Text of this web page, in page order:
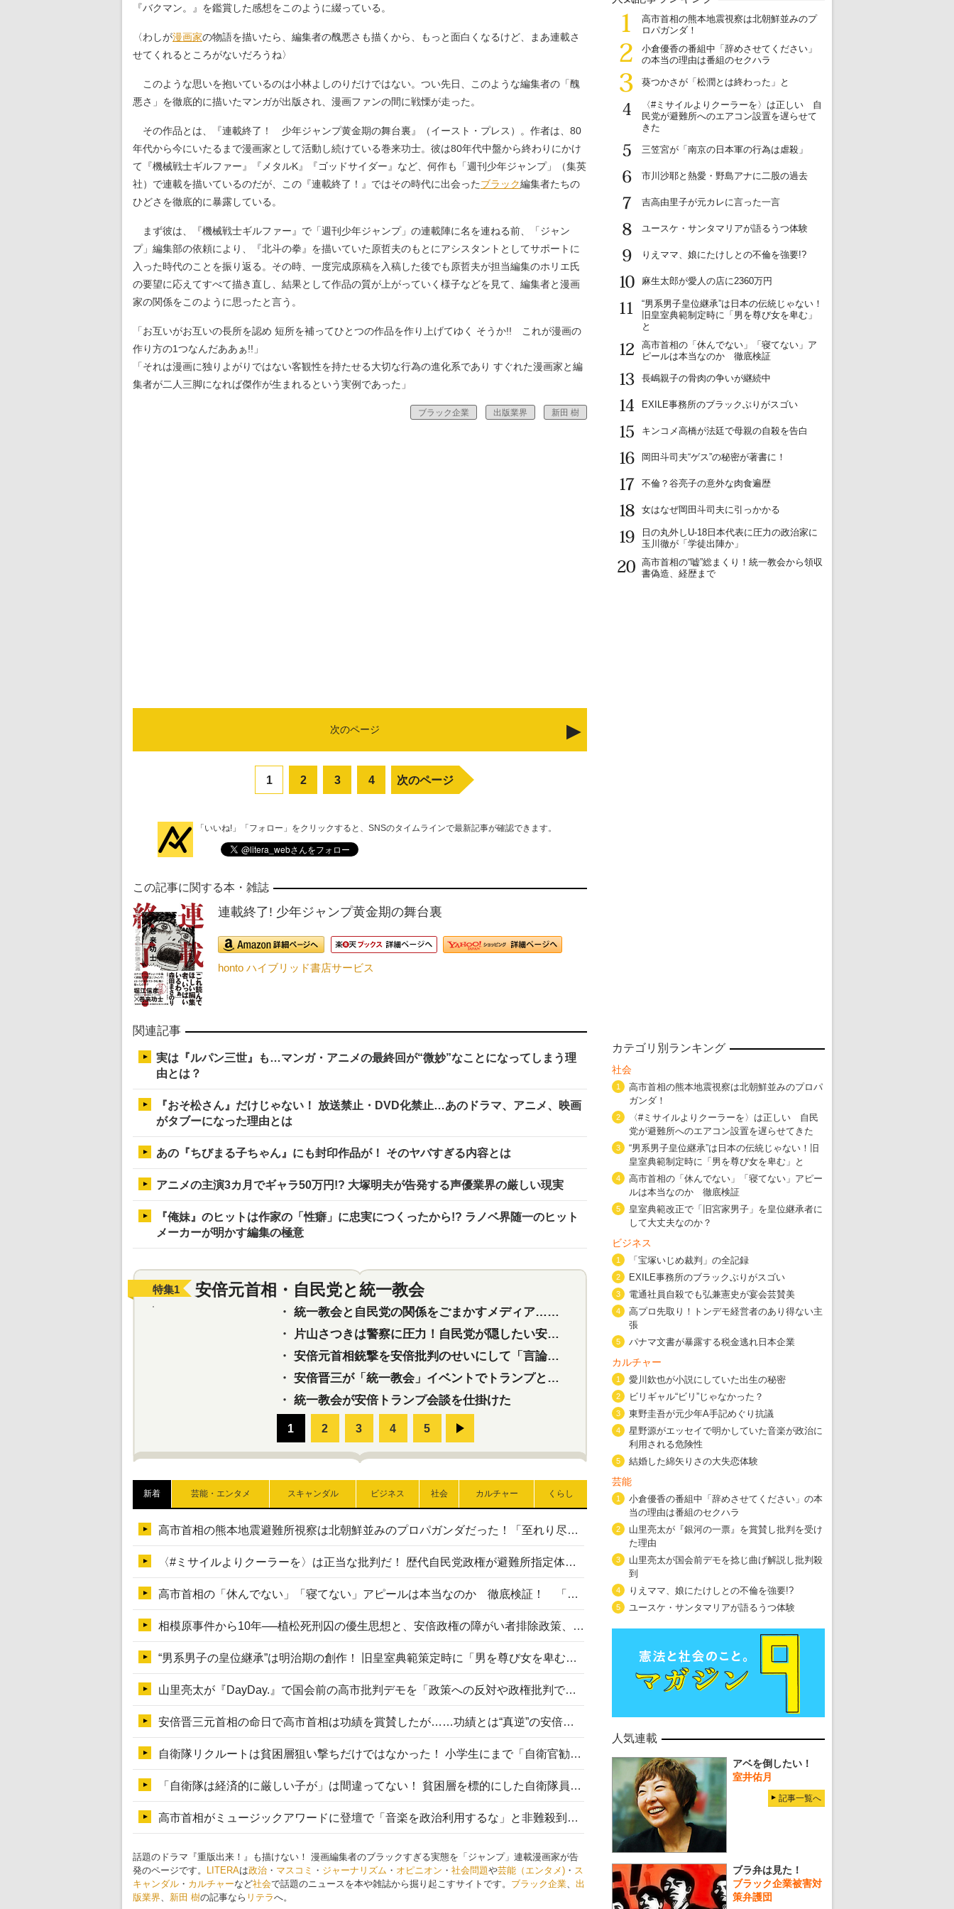
『バクマン。』を鑑賞した感想をこのように綴っている。
〈わしが漫画家の物語を描いたら、編集者の醜悪さも描くから、もっと面白くなるけど、まあ連載さ
せてくれるところがないだろうね〉
このような思いを抱いているのは小林よしのりだけではない。つい先日、このような編集者の「醜
悪さ」を徹底的に描いたマンガが出版され、漫画ファンの間に戦慄が走った。
その作品とは、『連載終了！ 少年ジャンプ黄金期の舞台裏』（イースト・プレス）。作者は、80
年代から今にいたるまで漫画家として活動し続けている巻来功士。彼は80年代中盤から終わりにかけ
て『機械戦士ギルファー』『メタルK』『ゴッドサイダー』など、何作も「週刊少年ジャンプ」（集英
社）で連載を描いているのだが、この『連載終了！』ではその時代に出会ったブラック編集者たちの
ひどさを徹底的に暴露している。
まず彼は、『機械戦士ギルファー』で「週刊少年ジャンプ」の連載陣に名を連ねる前、「ジャン
プ」編集部の依頼により、『北斗の拳』を描いていた原哲夫のもとにアシスタントとしてサポートに
入った時代のことを振り返る。その時、一度完成原稿を入稿した後でも原哲夫が担当編集のホリエ氏
の要望に応えてすべて描き直し、結果として作品の質が上がっていく様子などを見て、編集者と漫画
家の関係をこのように思ったと言う。
「お互いがお互いの長所を認め 短所を補ってひとつの作品を作り上げてゆく そうか!! これが漫画の
作り方の1つなんだああぁ!!」
「それは漫画に独りよがりではない客観性を持たせる大切な行為の進化系であり すぐれた漫画家と編
集者が二人三脚になれば傑作が生まれるという実例であった」
ブラック企業 出版業界 新田 樹
次のページ
1 2 3 4 次のページ
「いいね!」「フォロー」をクリックすると、SNSのタイムラインで最新記事が確認できます。
この記事に関する本・雑誌
連載終了! 少年ジャンプ黄金期の舞台裏
honto ハイブリッド書店サービス
関連記事
実は『ルパン三世』も…マンガ・アニメの最終回が“微妙”なことになってしまう理
由とは？
『おそ松さん』だけじゃない！ 放送禁止・DVD化禁止…あのドラマ、アニメ、映画
がタブーになった理由とは
あの『ちびまる子ちゃん』にも封印作品が！ そのヤバすぎる内容とは
アニメの主演3カ月でギャラ50万円!? 大塚明夫が告発する声優業界の厳しい現実
『俺妹』のヒットは作家の「性癖」に忠実につくったから!? ラノベ界随一のヒット
メーカーが明かす編集の極意
特集1 安倍元首相・自民党と統一教会
・ 統一教会と自民党の関係をごまかすメディア…民放は有田芳生に発言自粛を要求
・
片山さつきは警察に圧力！自民党が隠したい安倍元首相と統一教会の深い関係
・ 安倍元首相銃撃を安倍批判のせいにして「言論封殺」に利用する自民党応援団
・ 安倍晋三が「統一教会」イベントでトランプと演説！同性婚や夫婦別姓を攻撃
・ 統一教会が安倍トランプ会談を仕掛けた
特集2 東京五輪強行開催特別企画 大ウソだら
・ 五輪入場行進にすぎやまこういちの曲、杉田水脈の
・ 五輪関係者が入国当日、築地を散歩！
・ 五輪でIOCラウンジ以外にVIPルーム、広告代理店は物品購入
新着 芸能・エンタメ スキャンダル ビジネス 社会 カルチャー くらし
高市首相の熊本地震避難所視察は北朝鮮並みのプロパガンダだった！「至れり尽くせり」の選ばれた避難所の一方で実態は…
〈#ミサイルよりクーラーを〉は正当な批判だ！ 歴代自民党政権が避難所指定体育館へのエアコン設置を遅らせてきた客観的事実
高市首相の「休んでない」「寝てない」アピールは本当なのか 徹底検証！ 「資料読み込み」「アイロンがけ」も矛盾だらけ…
相模原事件から10年──植松死刑囚の優生思想と、安倍政権の障がい者排除政策、右派勢力の差別主義との関係を改めて問う
“男系男子の皇位継承”は明治期の創作！ 旧皇室典範策定時に「男を尊び女を卑むの慣習、人民の脳髄」とトンデモ論で女性天皇を否定
山里亮太が『DayDay.』で国会前の高市批判デモを「政策への反対や政権批判でない」と捻じ曲げ解説 デモ参加者から批判殺到
安倍晋三元首相の命日で高市首相は功績を賞賛したが……功績とは“真逆”の安倍元首相のトンデモ発言を振り返る
自衛隊リクルートは貧困層狙い撃ちだけではなかった！ 小学生にまで「自衛官勧誘」目的のパンフレット作成
「自衛隊は経済的に厳しい子が」は間違ってない！ 貧困層を標的にした自衛隊員募集、やす子、山上被告も…日本でも進む“経済的徴兵制”
高市首相がミュージックアワードに登壇で「音楽を政治利用するな」と非難殺到！ MAJの国策的本質を批判する声も
話題のドラマ『重版出来！』も描けない！ 漫画編集者のブラックすぎる実態を「ジャンプ」連載漫画家が告
発のページです。 LITERAは政治 ・ マスコミ ・ ジャーナリズム ・ オピニオン ・ 社会問題や芸能（エンタメ) ・ ス
キャンダル ・ カルチャーなど社会で話題のニュースを本や雑誌から掘り起こすサイトです。 ブラック企業
出
版業界
新田 樹の記事なら リテラへ。
1
高市首相の熊本地震視察は北朝鮮並みのプ
ロパガンダ！
2
小倉優香の番組中「辞めさせてください」
の本当の理由は番組のセクハラ
3
葵つかさが「松潤とは終わった」と
4
〈#ミサイルよりクーラーを〉は正しい 自
民党が避難所へのエアコン設置を遅らせて
きた
5
三笠宮が「南京の日本軍の行為は虐殺」
6
市川沙耶と熱愛・野島アナに二股の過去
7
吉高由里子が元カレに言った一言
8
ユースケ・サンタマリアが語るうつ体験
9
りえママ、娘にたけしとの不倫を強要!?
10
麻生太郎が愛人の店に2360万円
11
“男系男子皇位継承”は日本の伝統じゃない！
旧皇室典範制定時に「男を尊び女を卑む」
と
12
高市首相の「休んでない」「寝てない」ア
ピールは本当なのか 徹底検証
13
長嶋親子の骨肉の争いが継続中
14
EXILE事務所のブラックぶりがスゴい
15
キンコメ高橋が法廷で母親の自殺を告白
16
岡田斗司夫“ゲス”の秘密が著書に！
17
不倫？谷亮子の意外な肉食遍歴
18
女はなぜ岡田斗司夫に引っかかる
19
日の丸外しU-18日本代表に圧力の政治家に
玉川徹が「学徒出陣か」
20
高市首相の“嘘”総まくり！統一教会から領収
書偽造、経歴まで
カテゴリ別ランキング
社会
1
高市首相の熊本地震視察は北朝鮮並みのプロパ
ガンダ！
2
〈#ミサイルよりクーラーを〉は正しい 自民
党が避難所へのエアコン設置を遅らせてきた
3
“男系男子皇位継承”は日本の伝統じゃない！旧
皇室典範制定時に「男を尊び女を卑む」と
4
高市首相の「休んでない」「寝てない」アピー
ルは本当なのか 徹底検証
5
皇室典範改正で「旧宮家男子」を皇位継承者に
して大丈夫なのか？
ビジネス
1 「宝塚いじめ裁判」の全記録
2 EXILE事務所のブラックぶりがスゴい
3 電通社員自殺でも弘兼憲史が宴会芸賛美
4
高プロ先取り！トンデモ経営者のあり得ない主
張
5 パナマ文書が暴露する税金逃れ日本企業
カルチャー
1 愛川欽也が小説にしていた出生の秘密
2 ビリギャル“ビリ”じゃなかった？
3 東野圭吾が元少年A手記めぐり抗議
4
星野源がエッセイで明かしていた音楽が政治に
利用される危険性
5 結婚した綿矢りさの大失恋体験
芸能
1
小倉優香の番組中「辞めさせてください」の本
当の理由は番組のセクハラ
2
山里亮太が『銀河の一票』を賞賛し批判を受け
た理由
3
山里亮太が国会前デモを捻じ曲げ解説し批判殺
到
4 りえママ、娘にたけしとの不倫を強要!?
5 ユースケ・サンタマリアが語るうつ体験
人気連載
アベを倒したい！
室井佑月
記事一覧へ
ブラ弁は見た！
ブラック企業被害対
策弁護団